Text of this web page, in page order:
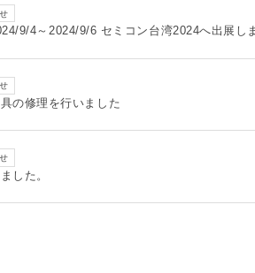
9/4～2024/9/6 セミコン台湾2024へ出展し
の修理を行いました
した。